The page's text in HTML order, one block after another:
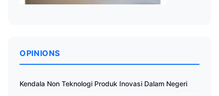
OPINIONS
Kendala Non Teknologi Produk Inovasi Dalam Negeri